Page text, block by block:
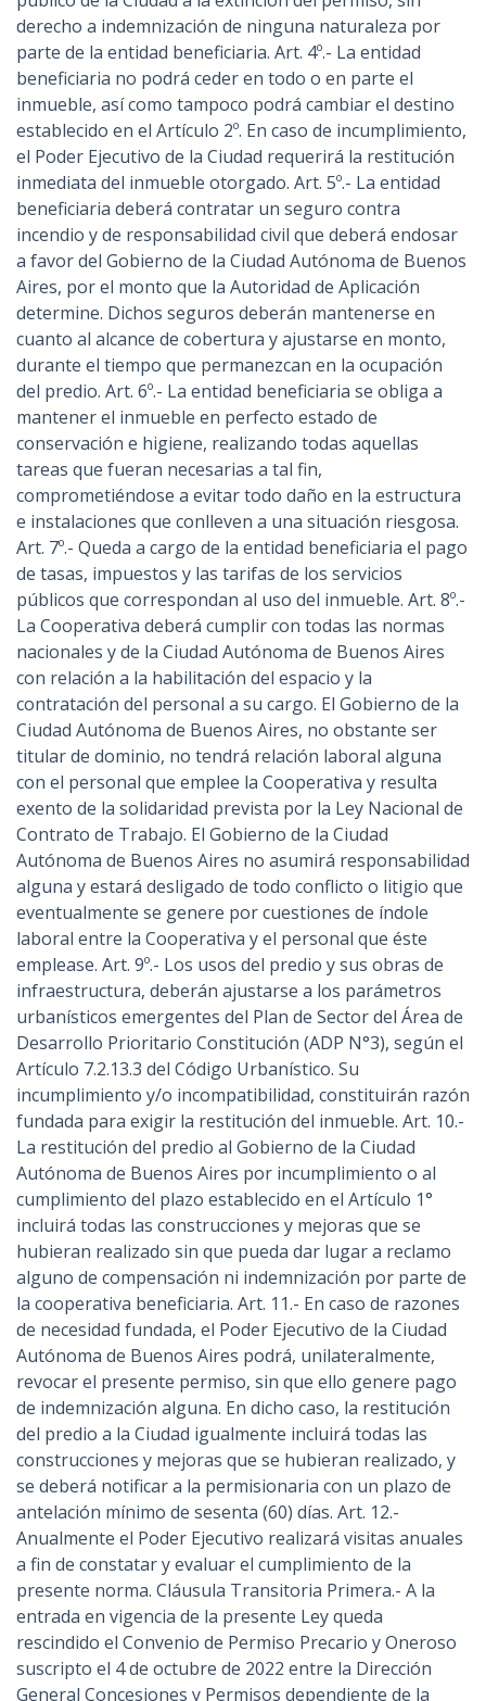
derecho a indemnización de ninguna naturaleza por
parte de la entidad beneficiaria. Art. 4º.- La entidad
beneficiaria no podrá ceder en todo o en parte el
inmueble, así como tampoco podrá cambiar el destino
establecido en el Artículo 2º. En caso de incumplimiento,
el Poder Ejecutivo de la Ciudad requerirá la restitución
inmediata del inmueble otorgado. Art. 5º.- La entidad
beneficiaria deberá contratar un seguro contra
incendio y de responsabilidad civil que deberá endosar
a favor del Gobierno de la Ciudad Autónoma de Buenos
Aires, por el monto que la Autoridad de Aplicación
determine. Dichos seguros deberán mantenerse en
cuanto al alcance de cobertura y ajustarse en monto,
durante el tiempo que permanezcan en la ocupación
del predio. Art. 6º.- La entidad beneficiaria se obliga a
mantener el inmueble en perfecto estado de
conservación e higiene, realizando todas aquellas
tareas que fueran necesarias a tal fin,
comprometiéndose a evitar todo daño en la estructura
e instalaciones que conlleven a una situación riesgosa.
Art. 7º.- Queda a cargo de la entidad beneficiaria el pago
de tasas, impuestos y las tarifas de los servicios
públicos que correspondan al uso del inmueble. Art. 8º.-
La Cooperativa deberá cumplir con todas las normas
nacionales y de la Ciudad Autónoma de Buenos Aires
con relación a la habilitación del espacio y la
contratación del personal a su cargo. El Gobierno de la
Ciudad Autónoma de Buenos Aires, no obstante ser
titular de dominio, no tendrá relación laboral alguna
con el personal que emplee la Cooperativa y resulta
exento de la solidaridad prevista por la Ley Nacional de
Contrato de Trabajo. El Gobierno de la Ciudad
Autónoma de Buenos Aires no asumirá responsabilidad
alguna y estará desligado de todo conflicto o litigio que
eventualmente se genere por cuestiones de índole
laboral entre la Cooperativa y el personal que éste
emplease. Art. 9º.- Los usos del predio y sus obras de
infraestructura, deberán ajustarse a los parámetros
urbanísticos emergentes del Plan de Sector del Área de
Desarrollo Prioritario Constitución (ADP N°3), según el
Artículo 7.2.13.3 del Código Urbanístico. Su
incumplimiento y/o incompatibilidad, constituirán razón
fundada para exigir la restitución del inmueble. Art. 10.-
La restitución del predio al Gobierno de la Ciudad
Autónoma de Buenos Aires por incumplimiento o al
cumplimiento del plazo establecido en el Artículo 1°
incluirá todas las construcciones y mejoras que se
hubieran realizado sin que pueda dar lugar a reclamo
alguno de compensación ni indemnización por parte de
la cooperativa beneficiaria. Art. 11.- En caso de razones
de necesidad fundada, el Poder Ejecutivo de la Ciudad
Autónoma de Buenos Aires podrá, unilateralmente,
revocar el presente permiso, sin que ello genere pago
de indemnización alguna. En dicho caso, la restitución
del predio a la Ciudad igualmente incluirá todas las
construcciones y mejoras que se hubieran realizado, y
se deberá notificar a la permisionaria con un plazo de
antelación mínimo de sesenta (60) días. Art. 12.-
Anualmente el Poder Ejecutivo realizará visitas anuales
a fin de constatar y evaluar el cumplimiento de la
presente norma. Cláusula Transitoria Primera.- A la
entrada en vigencia de la presente Ley queda
rescindido el Convenio de Permiso Precario y Oneroso
suscripto el 4 de octubre de 2022 entre la Dirección
General Concesiones y Permisos dependiente de la